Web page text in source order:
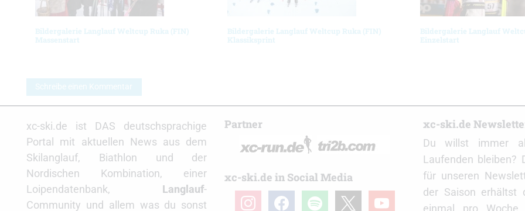
Bildergalerie Langlauf Weltcup Ruka (FIN)
Massenstart
Bildergalerie Langlauf Weltcup Ruka (FIN)
Klassiksprint
Bildergalerie Langlauf
Einzelstart
Schreibe einen Kommentar
xc-ski.de ist DAS deutschsprachige
Portal mit aktuellen News aus dem
Skilanglauf, Biathlon und der
Nordischen Kombination, einer
Loipendatenbank, Langlauf-
Community und allem was du sonst
Partner
xc-ski.de in Social Media
instagramfacebookspotify youtube
xc-ski.de
Du willst immer
Laufenden bleiben?
für unseren
der Saison erhältst
einmal pro Woche